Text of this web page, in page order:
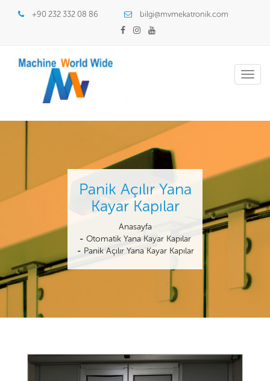
+90 232 332 08 86 bilgi@mvmekatronik.com
Panik Açılır Yana
Kayar Kapılar
Anasayfa
Otomatik Yana Kayar Kapılar
Panik Açılır Yana Kayar Kapılar